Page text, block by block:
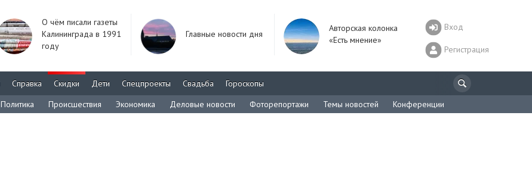
О чём писали газеты
Калининграда в 1991
году
Главные новости дня
Авторская колонка
«Есть мнение»
Вход
Регистрация
Справка Скидки Дети Спецпроекты Свадьба
Гороскопы
Политика Происшествия Экономика Деловые новости Фоторепортажи Темы новостей Конференции